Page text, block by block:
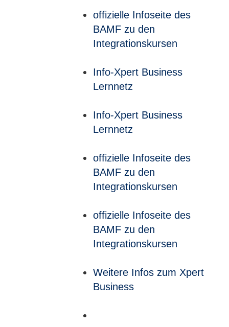
offizielle Infoseite des
BAMF zu den
Integrationskursen
Info-Xpert Business
Lernnetz
Info-Xpert Business
Lernnetz
offizielle Infoseite des
BAMF zu den
Integrationskursen
offizielle Infoseite des
BAMF zu den
Integrationskursen
Weitere Infos zum Xpert
Business